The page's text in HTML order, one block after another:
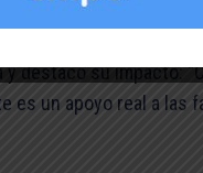
aprovecharla en
destacó su impacto:
es un apoyo real a las